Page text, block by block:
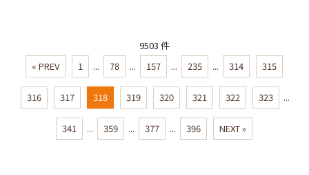
9503 件
« PREV
1 ... 78 ... 157 ... 235 ... 314 315
316 317 318 319 320 321 322 323 ...
341 ... 359 ... 377 ... 396 NEXT »